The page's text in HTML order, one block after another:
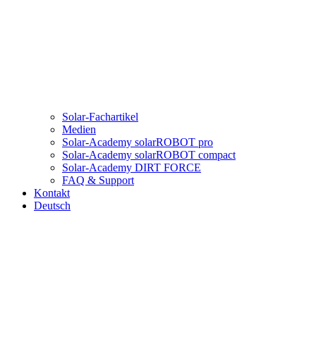
Solar-Fachartikel
Medien
Solar-Academy solarROBOT pro
Solar-Academy solarROBOT compact
Solar-Academy DIRT FORCE
FAQ & Support
Kontakt
Deutsch